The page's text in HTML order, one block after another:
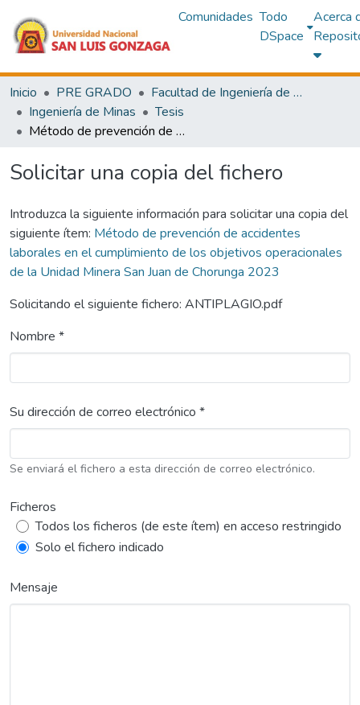
Comunidades Todo
DSpace
Acerca
Inicio PRE GRADO
Facultad de Ingeniería de Minas y Metalurgia
Ingeniería de Minas
Tesis
Método de prevención de accidentes laborales en el cumplimiento de los objetivos operacionales de la Unidad Minera San Juan de Chorunga 2023
Solicitar una copia del fichero
Introduzca la siguiente información para solicitar una copia del
siguiente ítem: Método de prevención de accidentes
laborales en el cumplimiento de los objetivos operacionales
de la Unidad Minera San Juan de Chorunga 2023
Solicitando el siguiente fichero: ANTIPLAGIO.pdf
Nombre *
Su dirección de correo electrónico *
Se enviará el fichero a esta dirección de correo electrónico.
Ficheros
Todos los ficheros (de este ítem) en acceso restringido
Solo el fichero indicado
Mensaje